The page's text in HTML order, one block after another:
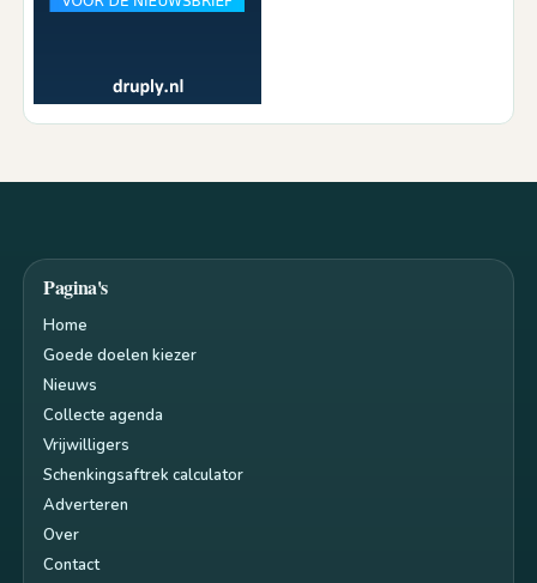
Pagina's
Home
Goede doelen kiezer
Nieuws
Collecte agenda
Vrijwilligers
Schenkingsaftrek calculator
Adverteren
Over
Contact